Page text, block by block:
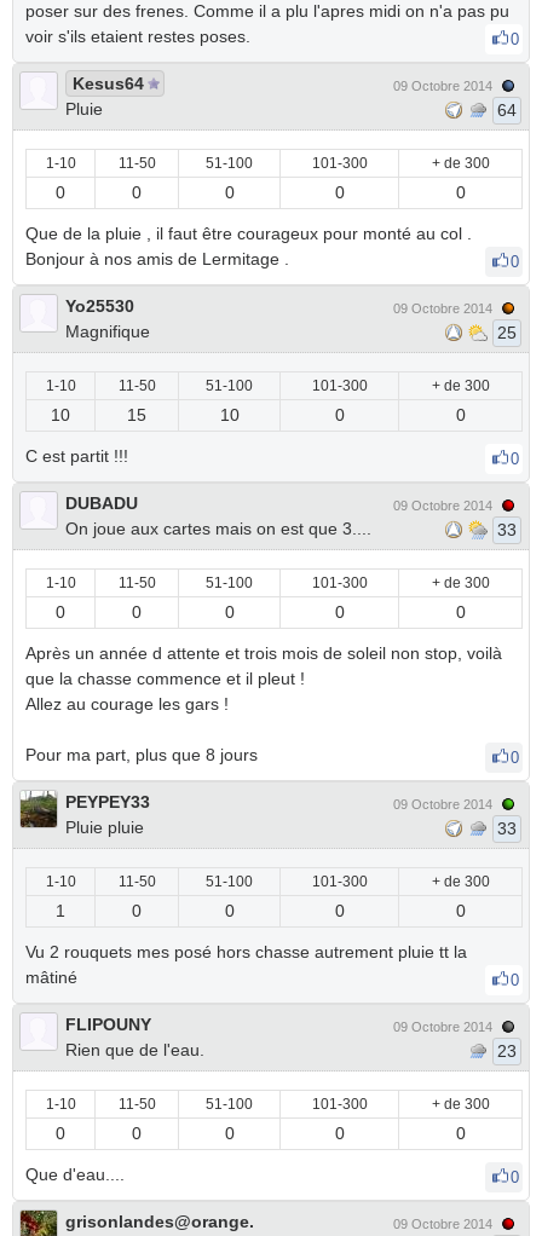
poser sur des frenes. Comme il a plu l'apres midi on n'a pas pu
voir s'ils etaient restes poses.
0
Kesus64
Pluie
09 Octobre 2014
64
1-10 11-50 51-100 101-300 + de 300
0 0 0 0 0
Que de la pluie , il faut être courageux pour monté au col .
Bonjour à nos amis de Lermitage .
0
Yo25530
Magnifique
09 Octobre 2014
25
1-10 11-50 51-100 101-300 + de 300
10 15 10 0 0
C est partit !!! 0
DUBADU
On joue aux cartes mais on est que 3....
09 Octobre 2014
33
1-10 11-50 51-100 101-300 + de 300
0 0 0 0 0
Après un année d attente et trois mois de soleil non stop, voilà
que la chasse commence et il pleut !
Allez au courage les gars !
Pour ma part, plus que 8 jours 0
PEYPEY33
Pluie pluie
09 Octobre 2014
33
1-10 11-50 51-100 101-300 + de 300
1 0 0 0 0
Vu 2 rouquets mes posé hors chasse autrement pluie tt la
mâtiné
0
FLIPOUNY
Rien que de l'eau.
09 Octobre 2014
23
1-10 11-50 51-100 101-300 + de 300
0 0 0 0 0
Que d'eau.... 0
grisonlandes@orange.
09 Octobre 2014